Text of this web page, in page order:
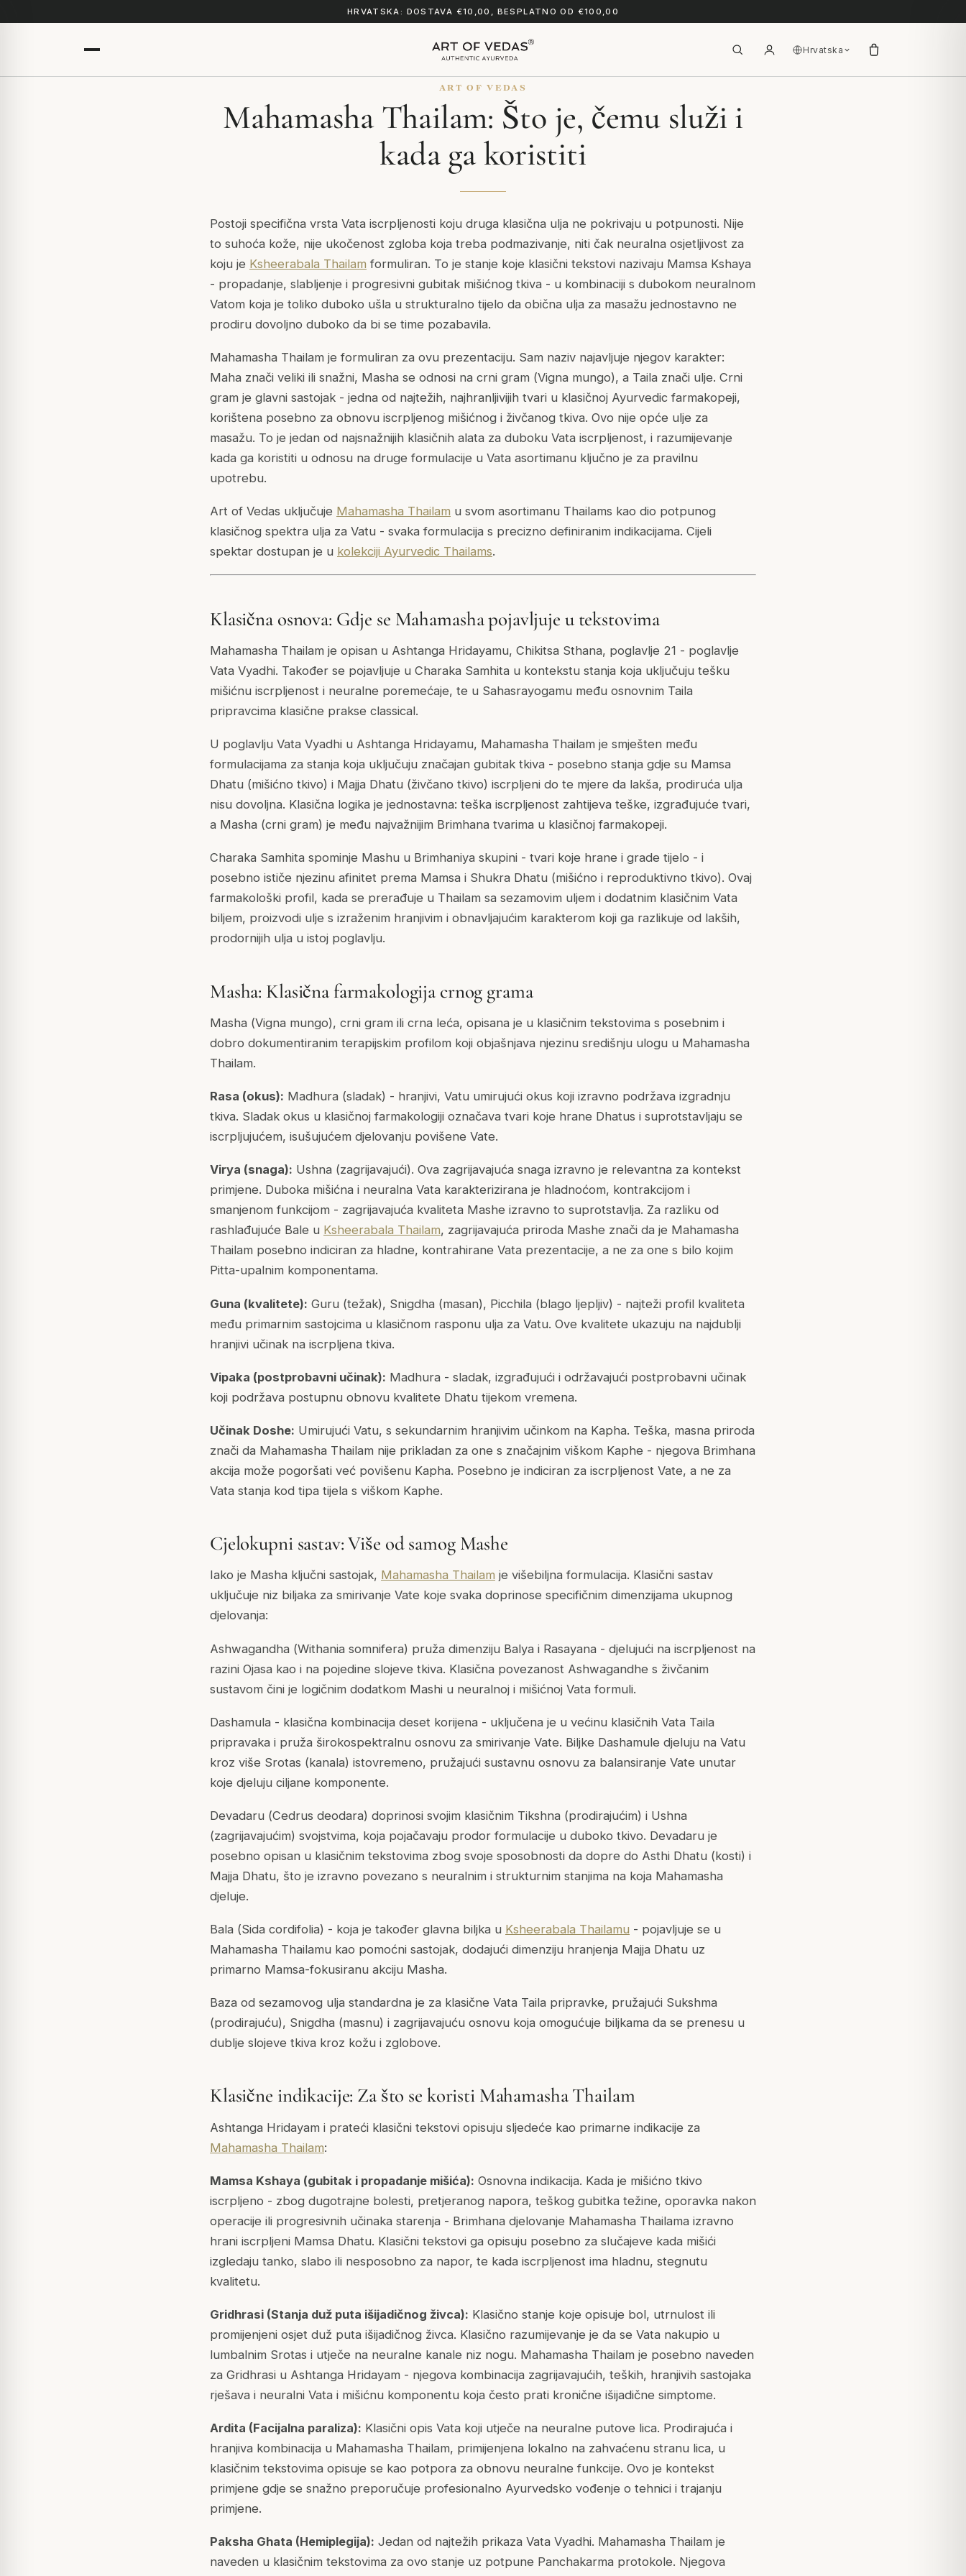
HRVATSKA: DOSTAVA €10,00, BESPLATNO OD €100,00
Hrvatska
ART OF VEDAS
Mahamasha Thailam: Što je, čemu služi i
kada ga koristiti
Postoji specifična vrsta Vata iscrpljenosti koju druga klasična ulja ne pokrivaju u potpunosti. Nije
to suhoća kože, nije ukočenost zgloba koja treba podmazivanje, niti čak neuralna osjetljivost za
koju je Ksheerabala Thailam formuliran. To je stanje koje klasični tekstovi nazivaju Mamsa Kshaya
- propadanje, slabljenje i progresivni gubitak mišićnog tkiva - u kombinaciji s dubokom neuralnom
Vatom koja je toliko duboko ušla u strukturalno tijelo da obična ulja za masažu jednostavno ne
prodiru dovoljno duboko da bi se time pozabavila.
Mahamasha Thailam je formuliran za ovu prezentaciju. Sam naziv najavljuje njegov karakter:
Maha znači veliki ili snažni, Masha se odnosi na crni gram (Vigna mungo), a Taila znači ulje. Crni
gram je glavni sastojak - jedna od najtežih, najhranljivijih tvari u klasičnoj Ayurvedic farmakopeji,
korištena posebno za obnovu iscrpljenog mišićnog i živčanog tkiva. Ovo nije opće ulje za
masažu. To je jedan od najsnažnijih klasičnih alata za duboku Vata iscrpljenost, i razumijevanje
kada ga koristiti u odnosu na druge formulacije u Vata asortimanu ključno je za pravilnu
upotrebu.
Art of Vedas uključuje Mahamasha Thailam u svom asortimanu Thailams kao dio potpunog
klasičnog spektra ulja za Vatu - svaka formulacija s precizno definiranim indikacijama. Cijeli
spektar dostupan je u kolekciji Ayurvedic Thailams.
Klasična osnova: Gdje se Mahamasha pojavljuje u tekstovima
Mahamasha Thailam je opisan u Ashtanga Hridayamu, Chikitsa Sthana, poglavlje 21 - poglavlje
Vata Vyadhi. Također se pojavljuje u Charaka Samhita u kontekstu stanja koja uključuju tešku
mišićnu iscrpljenost i neuralne poremećaje, te u Sahasrayogamu među osnovnim Taila
pripravcima klasične prakse classical.
U poglavlju Vata Vyadhi u Ashtanga Hridayamu, Mahamasha Thailam je smješten među
formulacijama za stanja koja uključuju značajan gubitak tkiva - posebno stanja gdje su Mamsa
Dhatu (mišićno tkivo) i Majja Dhatu (živčano tkivo) iscrpljeni do te mjere da lakša, prodiruća ulja
nisu dovoljna. Klasična logika je jednostavna: teška iscrpljenost zahtijeva teške, izgrađujuće tvari,
a Masha (crni gram) je među najvažnijim Brimhana tvarima u klasičnoj farmakopeji.
Charaka Samhita spominje Mashu u Brimhaniya skupini - tvari koje hrane i grade tijelo - i
posebno ističe njezinu afinitet prema Mamsa i Shukra Dhatu (mišićno i reproduktivno tkivo). Ovaj
farmakološki profil, kada se prerađuje u Thailam sa sezamovim uljem i dodatnim klasičnim Vata
biljem, proizvodi ulje s izraženim hranjivim i obnavljajućim karakterom koji ga razlikuje od lakših,
prodornijih ulja u istoj poglavlju.
Masha: Klasična farmakologija crnog grama
Masha (Vigna mungo), crni gram ili crna leća, opisana je u klasičnim tekstovima s posebnim i
dobro dokumentiranim terapijskim profilom koji objašnjava njezinu središnju ulogu u Mahamasha
Thailam.
Rasa (okus): Madhura (sladak) - hranjivi, Vatu umirujući okus koji izravno podržava izgradnju
tkiva. Sladak okus u klasičnoj farmakologiji označava tvari koje hrane Dhatus i suprotstavljaju se
iscrpljujućem, isušujućem djelovanju povišene Vate.
Virya (snaga): Ushna (zagrijavajući). Ova zagrijavajuća snaga izravno je relevantna za kontekst
primjene. Duboka mišićna i neuralna Vata karakterizirana je hladnoćom, kontrakcijom i
smanjenom funkcijom - zagrijavajuća kvaliteta Mashe izravno to suprotstavlja. Za razliku od
rashlađujuće Bale u Ksheerabala Thailam, zagrijavajuća priroda Mashe znači da je Mahamasha
Thailam posebno indiciran za hladne, kontrahirane Vata prezentacije, a ne za one s bilo kojim
Pitta-upalnim komponentama.
Guna (kvalitete): Guru (težak), Snigdha (masan), Picchila (blago ljepljiv) - najteži profil kvaliteta
među primarnim sastojcima u klasičnom rasponu ulja za Vatu. Ove kvalitete ukazuju na najdublji
hranjivi učinak na iscrpljena tkiva.
Vipaka (postprobavni učinak): Madhura - sladak, izgrađujući i održavajući postprobavni učinak
koji podržava postupnu obnovu kvalitete Dhatu tijekom vremena.
Učinak Doshe: Umirujući Vatu, s sekundarnim hranjivim učinkom na Kapha. Teška, masna priroda
znači da Mahamasha Thailam nije prikladan za one s značajnim viškom Kaphe - njegova Brimhana
akcija može pogoršati već povišenu Kapha. Posebno je indiciran za iscrpljenost Vate, a ne za
Vata stanja kod tipa tijela s viškom Kaphe.
Cjelokupni sastav: Više od samog Mashe
Iako je Masha ključni sastojak, Mahamasha Thailam je višebiljna formulacija. Klasični sastav
uključuje niz biljaka za smirivanje Vate koje svaka doprinose specifičnim dimenzijama ukupnog
djelovanja:
Ashwagandha (Withania somnifera) pruža dimenziju Balya i Rasayana - djelujući na iscrpljenost na
razini Ojasa kao i na pojedine slojeve tkiva. Klasična povezanost Ashwagandhe s živčanim
sustavom čini je logičnim dodatkom Mashi u neuralnoj i mišićnoj Vata formuli.
Dashamula - klasična kombinacija deset korijena - uključena je u većinu klasičnih Vata Taila
pripravaka i pruža širokospektralnu osnovu za smirivanje Vate. Biljke Dashamule djeluju na Vatu
kroz više Srotas (kanala) istovremeno, pružajući sustavnu osnovu za balansiranje Vate unutar
koje djeluju ciljane komponente.
Devadaru (Cedrus deodara) doprinosi svojim klasičnim Tikshna (prodirajućim) i Ushna
(zagrijavajućim) svojstvima, koja pojačavaju prodor formulacije u duboko tkivo. Devadaru je
posebno opisan u klasičnim tekstovima zbog svoje sposobnosti da dopre do Asthi Dhatu (kosti) i
Majja Dhatu, što je izravno povezano s neuralnim i strukturnim stanjima na koja Mahamasha
djeluje.
Bala (Sida cordifolia) - koja je također glavna biljka u Ksheerabala Thailamu - pojavljuje se u
Mahamasha Thailamu kao pomoćni sastojak, dodajući dimenziju hranjenja Majja Dhatu uz
primarno Mamsa-fokusiranu akciju Masha.
Baza od sezamovog ulja standardna je za klasične Vata Taila pripravke, pružajući Sukshma
(prodirajuću), Snigdha (masnu) i zagrijavajuću osnovu koja omogućuje biljkama da se prenesu u
dublje slojeve tkiva kroz kožu i zglobove.
Klasične indikacije: Za što se koristi Mahamasha Thailam
Ashtanga Hridayam i prateći klasični tekstovi opisuju sljedeće kao primarne indikacije za
Mahamasha Thailam:
Mamsa Kshaya (gubitak i propadanje mišića): Osnovna indikacija. Kada je mišićno tkivo
iscrpljeno - zbog dugotrajne bolesti, pretjeranog napora, teškog gubitka težine, oporavka nakon
operacije ili progresivnih učinaka starenja - Brimhana djelovanje Mahamasha Thailama izravno
hrani iscrpljeni Mamsa Dhatu. Klasični tekstovi ga opisuju posebno za slučajeve kada mišići
izgledaju tanko, slabo ili nesposobno za napor, te kada iscrpljenost ima hladnu, stegnutu
kvalitetu.
Gridhrasi (Stanja duž puta išijadičnog živca): Klasično stanje koje opisuje bol, utrnulost ili
promijenjeni osjet duž puta išijadičnog živca. Klasično razumijevanje je da se Vata nakupio u
lumbalnim Srotas i utječe na neuralne kanale niz nogu. Mahamasha Thailam je posebno naveden
za Gridhrasi u Ashtanga Hridayam - njegova kombinacija zagrijavajućih, teških, hranjivih sastojaka
rješava i neuralni Vata i mišićnu komponentu koja često prati kronične išijadične simptome.
Ardita (Facijalna paraliza): Klasični opis Vata koji utječe na neuralne putove lica. Prodirajuća i
hranjiva kombinacija u Mahamasha Thailam, primijenjena lokalno na zahvaćenu stranu lica, u
klasičnim tekstovima opisuje se kao potpora za obnovu neuralne funkcije. Ovo je kontekst
primjene gdje se snažno preporučuje profesionalno Ayurvedsko vođenje o tehnici i trajanju
primjene.
Paksha Ghata (Hemiplegija): Jedan od najtežih prikaza Vata Vyadhi. Mahamasha Thailam je
naveden u klasičnim tekstovima za ovo stanje uz potpune Panchakarma protokole. Njegova